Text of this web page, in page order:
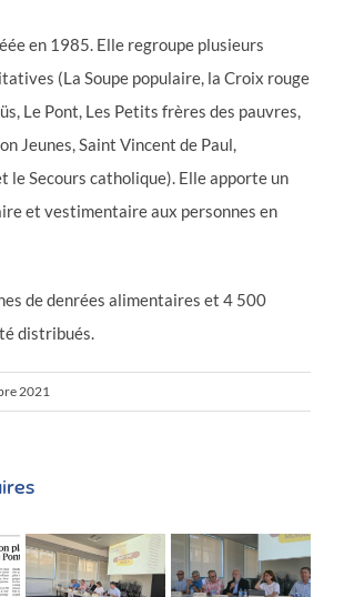
en 1985. Elle regroupe plusieurs
(La Soupe populaire, la Croix rouge
Le Pont, Les Petits frères des pauvres,
Jeunes, Saint Vincent de Paul,
le Secours catholique). Elle apporte un
et vestimentaire aux personnes en
de denrées alimentaires et 4 500
distribués.
2021